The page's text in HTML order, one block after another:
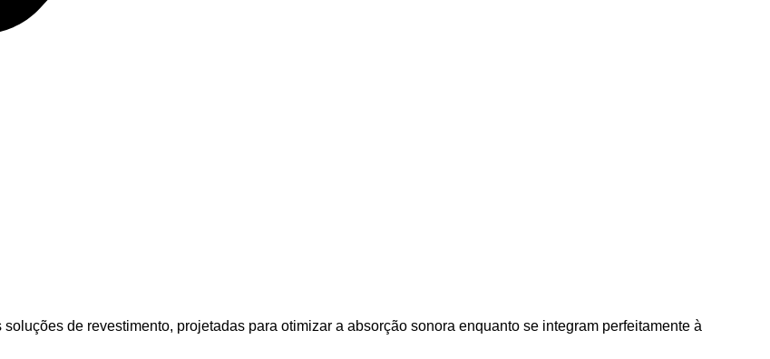
de revestimento, projetadas para otimizar a absorção sonora enquanto se integram perfeitamente à